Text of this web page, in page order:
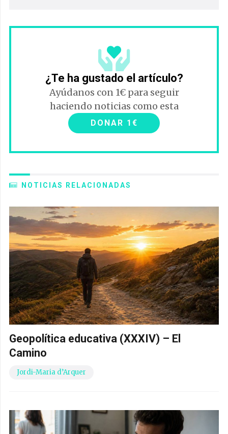
¿Te ha gustado el artículo?
Ayúdanos con 1€ para seguir
haciendo noticias como esta
DONAR 1€
NOTICIAS RELACIONADAS
Geopolítica educativa (XXXIV) – El
Camino
Jordi-Maria d’Arquer